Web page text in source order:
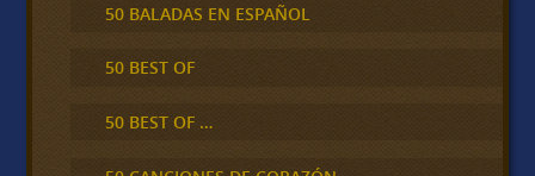
50 BALADAS EN ESPAÑOL
50 BEST OF
50 BEST OF …